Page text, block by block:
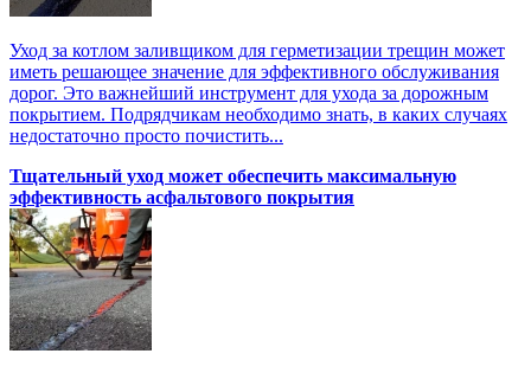
Уход за котлом заливщиком для герметизации трещин может
иметь решающее значение для эффективного обслуживания
дорог. Это важнейший инструмент для ухода за дорожным
покрытием. Подрядчикам необходимо знать, в каких случаях
недостаточно просто почистить...
Тщательный уход может обеспечить максимальную
эффективность асфальтового покрытия